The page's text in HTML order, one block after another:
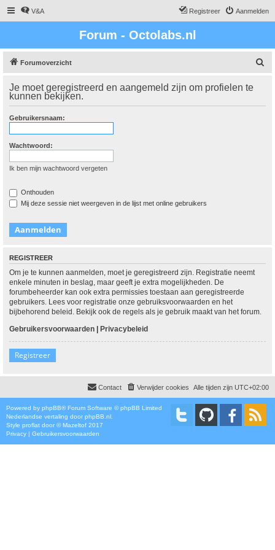
V&A Aanmelden
Registreer
Forum - Octolabs.nl
Forumoverzicht
k
Je moet geregistreerd en aangemeld zijn om profielen te
kunnen bekijken.
Gebruikersnaam:
Wachtwoord:
Ik ben mijn wachtwoord vergeten
Onthouden
Mij deze sessie niet weergeven in de lijst met online gebruikers
REGISTREER
Om je te kunnen aanmelden, moet je geregistreerd zijn. Registratie neemt
enkele minuten in beslag, maar geeft je extra mogelijkheden. De
forumbeheerder kan ook extra permissies toestaan aan geregistreerde
gebruikers. Lees voor registratie onze gebruiksvoorwaarden en het
bijbehorend beleid. Bekijk ook de regels als je gebruik maakt van het forum.
Gebruikersvoorwaarden | Privacybeleid
Registreer
Alle tijden zijn UTC+02:00
Verwijder cookies
Contact
Powered by phpBB® Forum Software © phpBB Limited
Nederlandse vertaling door phpBB.nl
Style proflat door ©Mazeltof 2017
Privacy | Gebruikersvoorwaarden